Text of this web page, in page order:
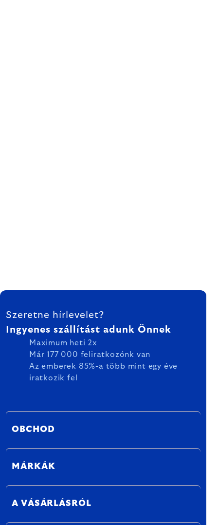
LÁBLÉC
Szeretne hírlevelet?
Ingyenes szállítást adunk Önnek
Maximum heti 2x
Már 177 000 feliratkozónk van
Az emberek 85%-a több mint egy éve
iratkozik fel
OBCHOD
MÁRKÁK
A VÁSÁRLÁSRÓL